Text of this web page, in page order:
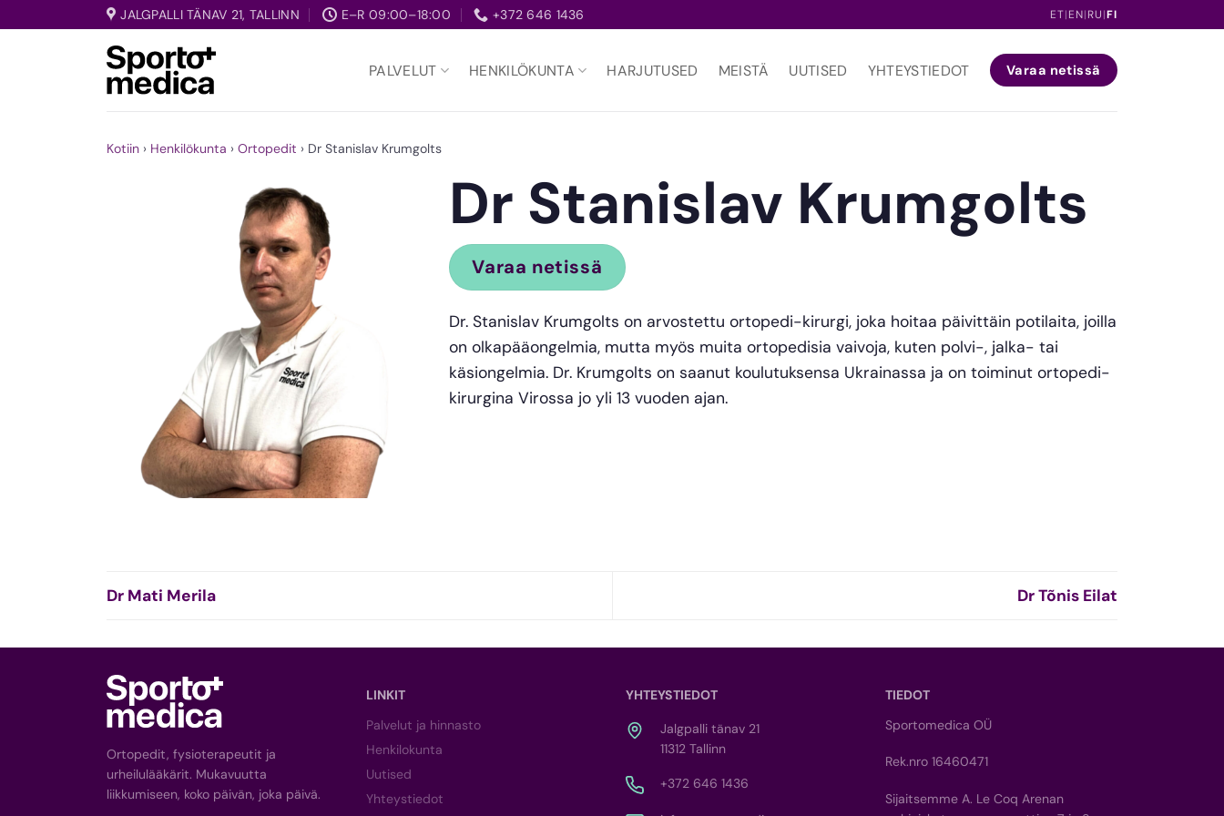
JALGPALLI TÄNAV 21, TALLINN E–R 09:00–18:00 +372 646 1436 ET|EN|RU|FI
PALVELUT HENKILÖKUNTA HARJUTUSED MEISTÄ UUTISED YHTEYSTIEDOT Varaa netissä
Kotiin › Henkilökunta › Ortopedit › Dr Stanislav Krumgolts
Dr Stanislav Krumgolts
Varaa netissä
Dr. Stanislav Krumgolts on arvostettu ortopedi-kirurgi, joka hoitaa päivittäin potilaita, joilla
on olkapääongelmia, mutta myös muita ortopedisia vaivoja, kuten polvi-, jalka- tai
käsiongelmia. Dr. Krumgolts on saanut koulutuksensa Ukrainassa ja on toiminut ortopedi-
kirurgina Virossa jo yli 13 vuoden ajan.
Dr Mati Merila Dr Tõnis Eilat
Ortopedit, fysioterapeutit ja
urheilulääkärit. Mukavuutta
liikkumiseen, koko päivän, joka päivä.
LINKIT
Palvelut ja hinnasto
Henkilokunta
Uutised
Yhteystiedot
YHTEYSTIEDOT
Jalgpalli tänav 21
11312 Tallinn
+372 646 1436
TIEDOT
Sportomedica OÜ
Rek.nro 16460471
Sijaitsemme A. Le Coq Arenan